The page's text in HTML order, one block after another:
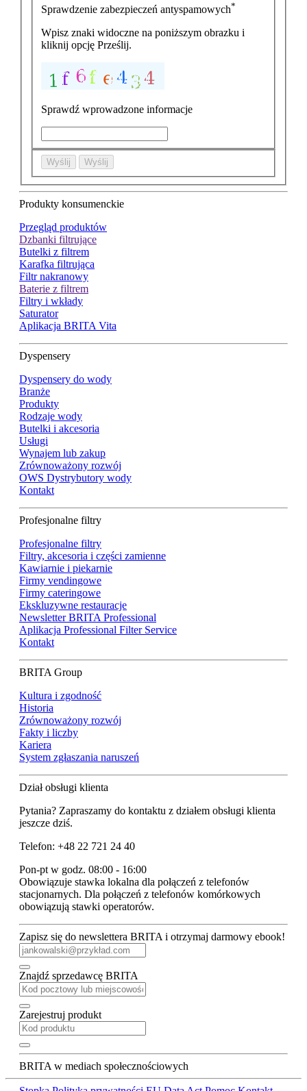
Sprawdzenie zabezpieczeń antyspamowych*
Wpisz znaki widoczne na poniższym obrazku i
kliknij opcję Prześlij.
Sprawdź wprowadzone informacje
Wyślij Wyślij
Produkty konsumenckie
Przegląd produktów
Dzbanki filtrujące
Butelki z filtrem
Karafka filtrująca
Filtr nakranowy
Baterie z filtrem
Filtry i wkłady
Saturator
Aplikacja BRITA Vita
Dyspensery
Dyspensery do wody
Branże
Produkty
Rodzaje wody
Butelki i akcesoria
Usługi
Wynajem lub zakup
Zrównoważony rozwój
OWS Dystrybutory wody
Kontakt
Profesjonalne filtry
Profesjonalne filtry
Filtry, akcesoria i części zamienne
Kawiarnie i piekarnie
Firmy vendingowe
Firmy cateringowe
Ekskluzywne restauracje
Newsletter BRITA Professional
Aplikacja Professional Filter Service
Kontakt
BRITA Group
Kultura i zgodność
Historia
Zrównoważony rozwój
Fakty i liczby
Kariera
System zgłaszania naruszeń
Dział obsługi klienta
Pytania? Zapraszamy do kontaktu z działem obsługi klienta
jeszcze dziś.
Telefon: +48 22 721 24 40
Pon-pt w godz. 08:00 - 16:00
Obowiązuje stawka lokalna dla połączeń z telefonów
stacjonarnych. Dla połączeń z telefonów komórkowych
obowiązują stawki operatorów.
Zapisz się do newslettera BRITA i otrzymaj darmowy ebook!
Znajdź sprzedawcę BRITA
Zarejestruj produkt
BRITA w mediach społecznościowych